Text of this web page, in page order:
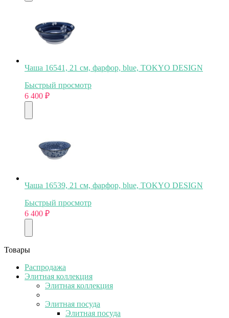
Чаша 16541, 21 см, фарфор, blue, TOKYO DESIGN
Быстрый просмотр
6 400 ₽
Чаша 16539, 21 см, фарфор, blue, TOKYO DESIGN
Быстрый просмотр
6 400 ₽
Товары
Распродажа
Элитная коллекция
Элитная коллекция
Элитная посуда
Элитная посуда